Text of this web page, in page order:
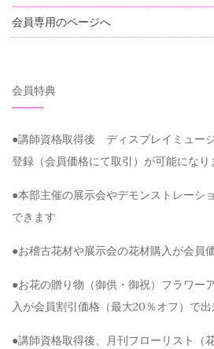
会員専用のページへ
会員特典
●講師資格取得後 ディスプレイミュー
登録（会員価格にて取引）が可能になり
●本部主催の展示会やデモンストレーシ
できます
●お稽古花材や展示会の花材購入が会員
●お花の贈り物（御供・御祝）フラワー
入が会員割引価格（最大20％オフ）で
●講師資格取得後、月刊フローリスト（